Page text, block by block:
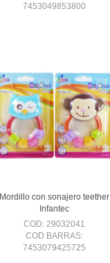
7453049853800
Mordillo con sonajero teether
Infantec
COD: 29032041
COD BARRAS:
7453079425725